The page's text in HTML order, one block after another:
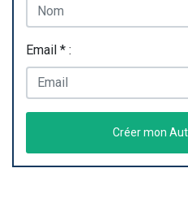
Email * :
Créer mon